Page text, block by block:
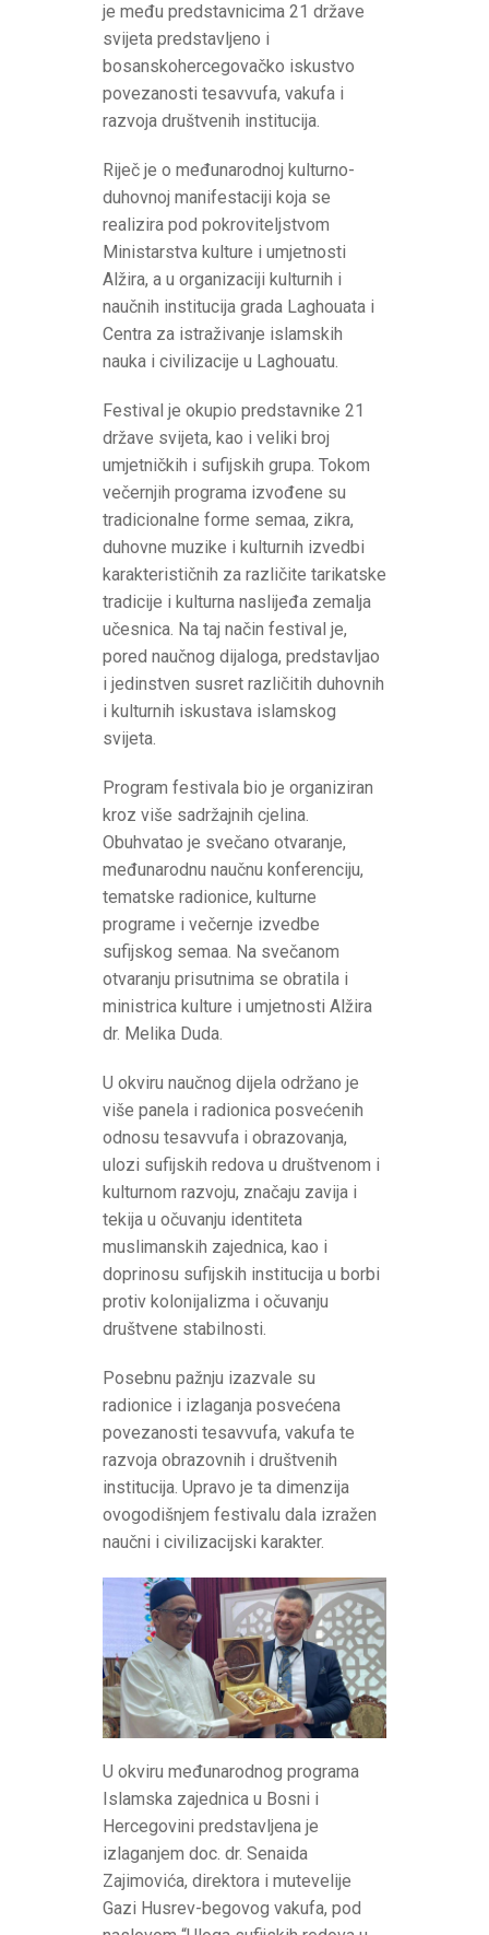
je među predstavnicima 21 države
svijeta predstavljeno i
bosanskohercegovačko iskustvo
povezanosti tesavvufa, vakufa i
razvoja društvenih institucija.
Riječ je o međunarodnoj kulturno-
duhovnoj manifestaciji koja se
realizira pod pokroviteljstvom
Ministarstva kulture i umjetnosti
Alžira, a u organizaciji kulturnih i
naučnih institucija grada Laghouata i
Centra za istraživanje islamskih
nauka i civilizacije u Laghouatu.
Festival je okupio predstavnike 21
države svijeta, kao i veliki broj
umjetničkih i sufijskih grupa. Tokom
večernjih programa izvođene su
tradicionalne forme semaa, zikra,
duhovne muzike i kulturnih izvedbi
karakterističnih za različite tarikatske
tradicije i kulturna naslijeđa zemalja
učesnica. Na taj način festival je,
pored naučnog dijaloga, predstavljao
i jedinstven susret različitih duhovnih
i kulturnih iskustava islamskog
svijeta.
Program festivala bio je organiziran
kroz više sadržajnih cjelina.
Obuhvatao je svečano otvaranje,
međunarodnu naučnu konferenciju,
tematske radionice, kulturne
programe i večernje izvedbe
sufijskog semaa. Na svečanom
otvaranju prisutnima se obratila i
ministrica kulture i umjetnosti Alžira
dr. Melika Duda.
U okviru naučnog dijela održano je
više panela i radionica posvećenih
odnosu tesavvufa i obrazovanja,
ulozi sufijskih redova u društvenom i
kulturnom razvoju, značaju zavija i
tekija u očuvanju identiteta
muslimanskih zajednica, kao i
doprinosu sufijskih institucija u borbi
protiv kolonijalizma i očuvanju
društvene stabilnosti.
Posebnu pažnju izazvale su
radionice i izlaganja posvećena
povezanosti tesavvufa, vakufa te
razvoja obrazovnih i društvenih
institucija. Upravo je ta dimenzija
ovogodišnjem festivalu dala izražen
naučni i civilizacijski karakter.
U okviru međunarodnog programa
Islamska zajednica u Bosni i
Hercegovini predstavljena je
izlaganjem doc. dr. Senaida
Zajimovića, direktora i mutevelije
Gazi Husrev-begovog vakufa, pod